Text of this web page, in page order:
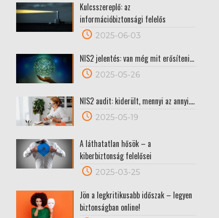
Kulcsszereplő: az
információbiztonsági felelős
2025-06-03
NIS2 jelentés: van még mit erősíteni…
2025-05-26
NIS2 audit: kiderült, mennyi az annyi….
2025-05-19
A láthatatlan hősök – a
kiberbiztonság felelősei
2025-03-25
Jön a legkritikusabb időszak – legyen
biztonságban online!